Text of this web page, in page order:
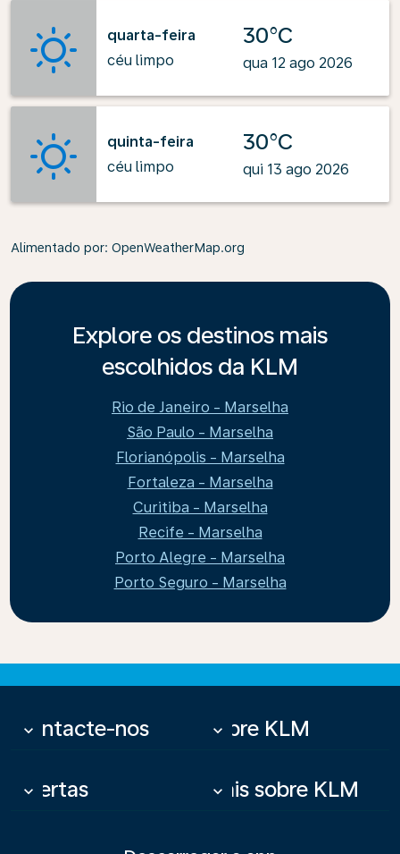
quarta-feira
céu limpo
30°C
qua 12 ago 2026
quinta-feira
céu limpo
30°C
qui 13 ago 2026
Alimentado por: OpenWeatherMap.org
Explore os destinos mais
escolhidos da KLM
Rio de Janeiro - Marselha
São Paulo - Marselha
Florianópolis - Marselha
Fortaleza - Marselha
Curitiba - Marselha
Recife - Marselha
Porto Alegre - Marselha
Porto Seguro - Marselha
Contacte-nos
keyboard_arrow_down Sobre KLM
keyboard_arrow_down
Ofertas
keyboard_arrow_down Mais sobre KLM
keyboard_arrow_down